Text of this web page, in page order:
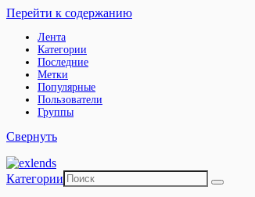
Перейти к содержанию
Лента
Категории
Последние
Метки
Популярные
Пользователи
Группы
Свернуть
Категории